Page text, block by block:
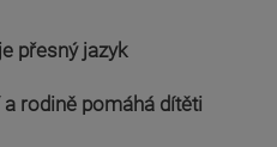
přesný jazyk
rodině pomáhá dítěti